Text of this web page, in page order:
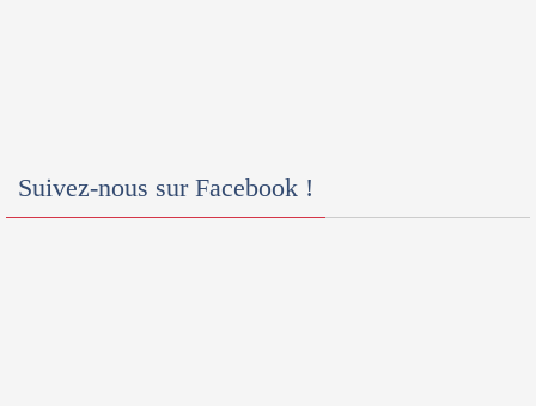
Suivez-nous sur Facebook !